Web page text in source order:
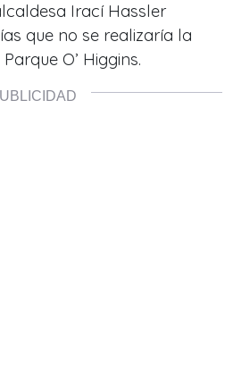
Irací Hassler
que no se realizaría la
O’ Higgins.